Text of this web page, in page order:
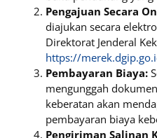
Pengajuan Secara
diajukan secara
Direktorat Jenderal
https://
Pembayaran Biaya:
mengunggah
keberatan akan
pembayaran biaya
Pengiriman Salinan